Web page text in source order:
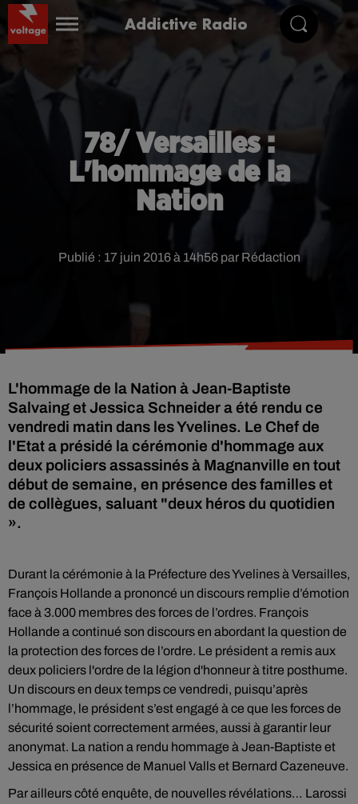
Addictive Radio
78/ Versailles :
L'hommage de la
Nation
Publié : 17 juin 2016 à 14h56 par Rédaction
L'hommage de la Nation à Jean-Baptiste
Salvaing et Jessica Schneider a été rendu ce
vendredi matin dans les Yvelines. Le Chef de
l'Etat a présidé la cérémonie d'hommage aux
deux policiers assassinés à Magnanville en tout
début de semaine, en présence des familles et
de collègues, saluant "deux héros du quotidien
».
Durant la cérémonie à la Préfecture des Yvelines à Versailles,
François Hollande a prononcé un discours remplie d’émotion
face à 3.000 membres des forces de l’ordres. François
Hollande a continué son discours en abordant la question de
la protection des forces de l’ordre. Le président a remis aux
deux policiers l'ordre de la légion d'honneur à titre posthume.
Un discours en deux temps ce vendredi, puisqu’après
l’hommage, le président s’est engagé à ce que les forces de
sécurité soient correctement armées, aussi à garantir leur
anonymat. La nation a rendu hommage à Jean-Baptiste et
Jessica en présence de Manuel Valls et Bernard Cazeneuve.
Par ailleurs côté enquête, de nouvelles révélations… Larossi